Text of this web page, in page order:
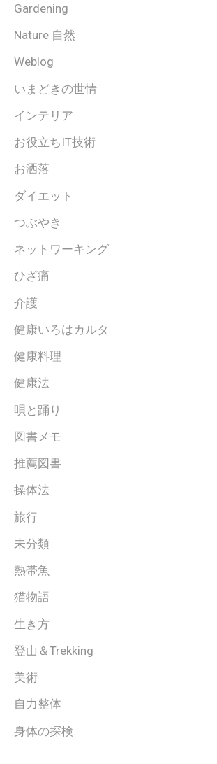
Gardening
Nature 自然
Weblog
いまどきの世情
インテリア
お役立ちIT技術
お洒落
ダイエット
つぶやき
ネットワーキング
ひざ痛
介護
健康いろはカルタ
健康料理
健康法
唄と踊り
図書メモ
推薦図書
操体法
旅行
未分類
熱帯魚
猫物語
生き方
登山＆Trekking
美術
自力整体
身体の探検